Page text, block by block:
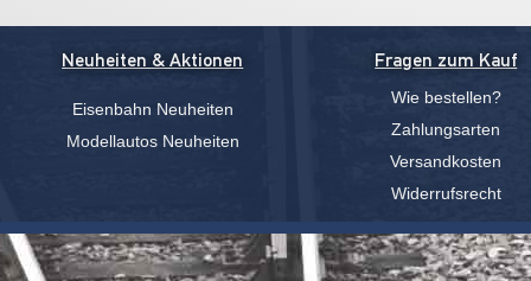
Neuheiten & Aktionen
Eisenbahn Neuheiten
Modellautos Neuheiten
Fragen zum Kauf
Wie bestellen?
Zahlungsarten
Versandkosten
Widerrufsrecht